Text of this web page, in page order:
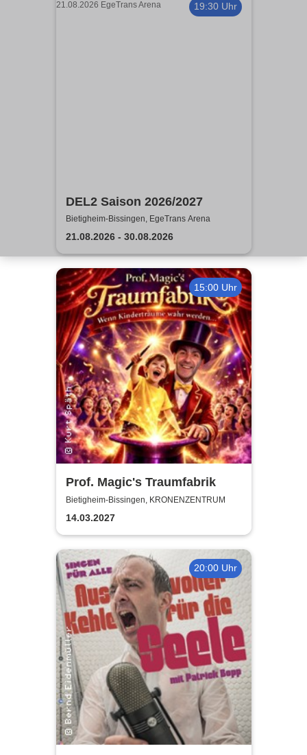
19:30 Uhr
DEL2 Saison 2026/2027
Bietigheim-Bissingen, EgeTrans Arena
21.08.2026 - 30.08.2026
15:00 Uhr
Prof. Magic's Traumfabrik
Bietigheim-Bissingen, KRONENZENTRUM
14.03.2027
20:00 Uhr